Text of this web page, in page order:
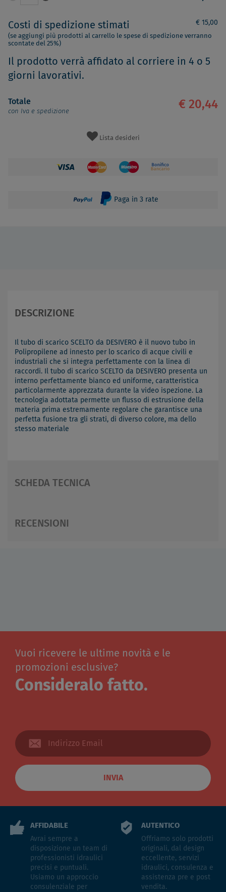
Costi di spedizione stimati € 15,00
(se aggiungi più prodotti al carrello le spese di spedizione verranno
scontate del 25%)
Il prodotto verrà affidato al corriere in 4 o 5
giorni lavorativi.
Totale
con Iva e spedizione
€ 20,44
Lista desideri
Paga in 3 rate
DESCRIZIONE
Il tubo di scarico SCELTO da DESIVERO è il nuovo tubo in
Polipropilene ad innesto per lo scarico di acque civili e
industriali che si integra perfettamente con la linea di
raccordi. Il tubo di scarico SCELTO da DESIVERO presenta un
interno perfettamente bianco ed uniforme, caratteristica
particolarmente apprezzata durante la video ispezione. La
tecnologia adottata permette un flusso di estrusione della
materia prima estremamente regolare che garantisce una
perfetta fusione tra gli strati, di diverso colore, ma dello
stesso materiale
SCHEDA TECNICA
RECENSIONI
Vuoi ricevere le ultime novità e le
promozioni esclusive?
Consideralo fatto.
INVIA
AFFIDABILE
Avrai sempre a
disposizione un team di
professionisti idraulici
precisi e puntuali.
Usiamo un approccio
consulenziale per
AUTENTICO
Offriamo solo prodotti
originali, dal design
eccellente, servizi
idraulici, consulenza e
assistenza pre e post
vendita.